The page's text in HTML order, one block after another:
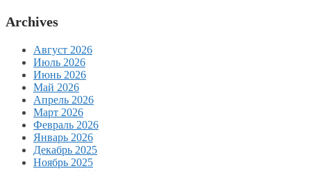
Archives
Август 2026
Июль 2026
Июнь 2026
Май 2026
Апрель 2026
Март 2026
Февраль 2026
Январь 2026
Декабрь 2025
Ноябрь 2025